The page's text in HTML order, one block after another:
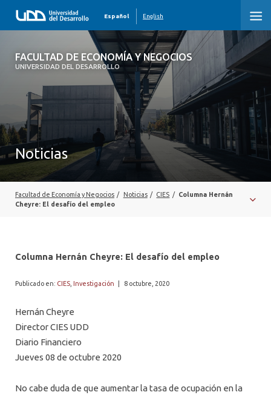
FACULTAD DE ECONOMÍA Y NEGOCIOS
UNIVERSIDAD DEL DESARROLLO
Español English
FACULTAD DE ECONOMÍA Y NEGOCIOS
QUIÉNES SOMOS
PREGRADO
POSTGRADO
EDUCACIÓN EJECUTIVA
Noticias
Facultad de Economía y Negocios / Noticias / CIES /
Columna Hernán
Cheyre: El desafío del empleo
Columna Hernán Cheyre: El desafío del empleo
Publicado en: CIES Investigación 8 octubre, 2020
Hernán Cheyre
Director CIES UDD
Diario Financiero
Jueves 08 de octubre 2020
No cabe duda de que aumentar la tasa de ocupación en la